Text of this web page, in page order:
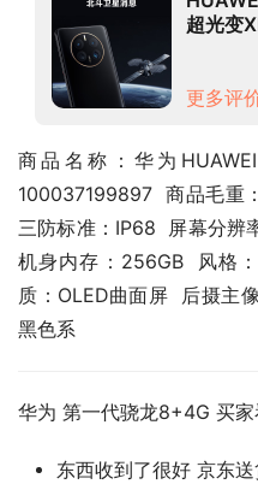
超光变
更多评
商品名称：华为
100037199897  商品毛重
三防标准：IP68  屏幕分辨
机身内存：256GB  风格
质：OLED曲面屏  后摄主
黑色系
华为 第一代骁龙8+4G 买家
东西收到了很好 京东